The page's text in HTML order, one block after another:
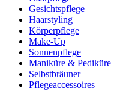
Gesichtspflege
Haarstyling
Körperpflege
Make-Up
Sonnenpflege
Maniküre & Pediküre
Selbstbräuner
Pflegeaccessoires